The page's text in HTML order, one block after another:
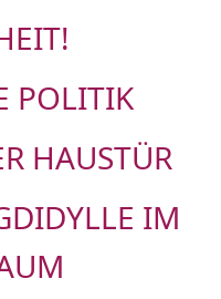
POLITIK
HAUSTÜR
IM